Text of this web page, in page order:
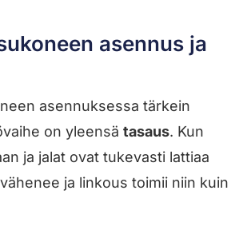
asennus ja
asennuksessa tärkein
on yleensä tasaus. Kun
ja jalat ovat tukevasti lattiaa
ja linkous toimii niin kuin